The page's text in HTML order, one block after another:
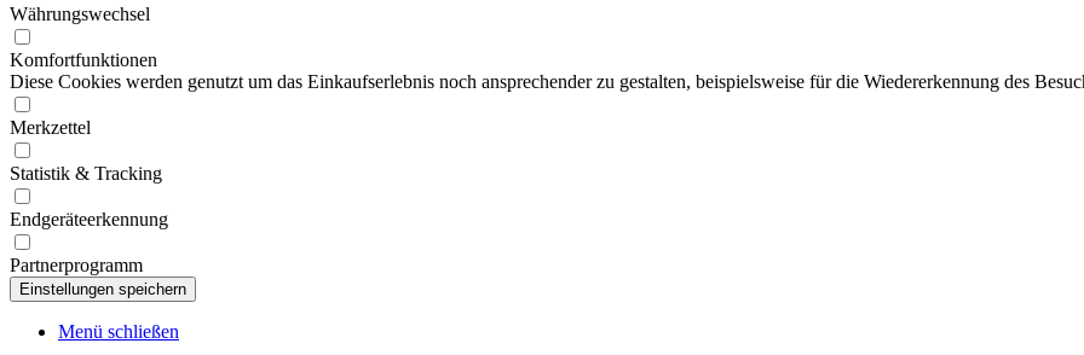
Währungswechsel
Komfortfunktionen
Diese Cookies werden genutzt um das Einkaufserlebnis noch ansprechender zu gestalten, beispielsweise für die Wiedererkennung des
Merkzettel
Statistik & Tracking
Endgeräteerkennung
Partnerprogramm
Menü schließen